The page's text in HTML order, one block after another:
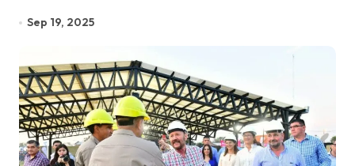
Sep 19, 2025